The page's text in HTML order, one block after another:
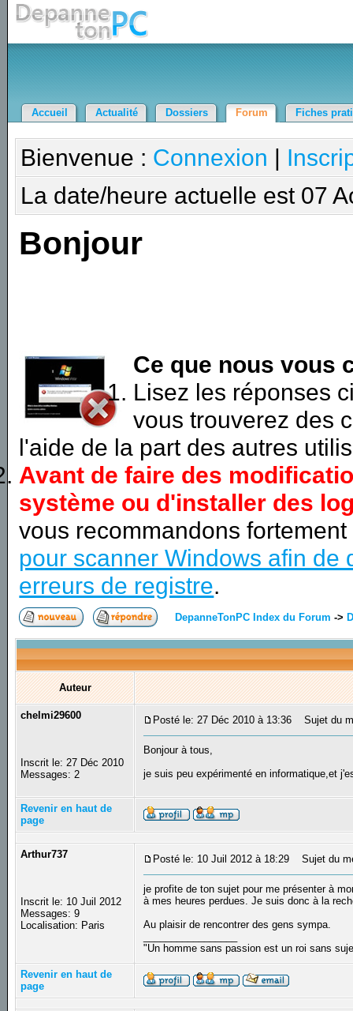
Accueil Actualité Dossiers Forum Fiches
Bienvenue : Connexion |
La date/heure actuelle est 07
Bonjour
Ce que nous vous
Lisez les réponses
vous trouverez des
l'aide de la part des autres
Avant de faire des
système ou d'installer des
vous recommandons
pour scanner Windows afin de
erreurs de registre.
DepanneTonPC Index du Forum ->
Auteur
chelmi29600
Inscrit le: 27 Déc 2010
Messages: 2
Posté le: 27 Déc 2010 à 13:36 Sujet du
Bonjour à tous,
je suis peu expérimenté en informatique,et
Revenir en haut de
page
Arthur737
Inscrit le: 10 Juil 2012
Messages: 9
Localisation: Paris
Posté le: 10 Juil 2012 à 18:29 Sujet du
je profite de ton sujet pour me présenter à
à mes heures perdues. Je suis donc à la
Au plaisir de rencontrer des gens sympa.
"Un homme sans passion est un roi sans
Revenir en haut de
page